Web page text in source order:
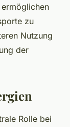
zu
Nutzung
der
Rolle bei